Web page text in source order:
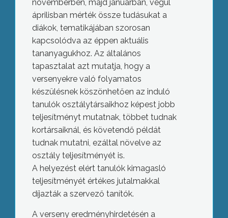
novemberben, majd januárban, végül
áprilisban mérték össze tudásukat a
diákok, tematikájában szorosan
kapcsolódva az éppen aktuális
tananyagukhoz. Az általános
tapasztalat azt mutatja, hogy a
versenyekre való folyamatos
készülésnek köszönhetően az induló
tanulók osztálytársaikhoz képest jobb
teljesítményt mutatnak, többet tudnak
kortársaiknál, és követendő példát
tudnak mutatni, ezáltal növelve az
osztály teljesítményét is.
A helyezést elért tanulók kimagasló
teljesítményét értékes jutalmakkal
díjazták a szervező tanítók.
A verseny eredményhirdetésén a